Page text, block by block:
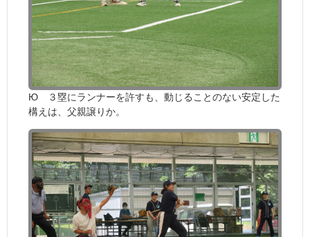
Ю ３塁にランナーを許すも、動じることのない安定した
構えは、父親譲りか。